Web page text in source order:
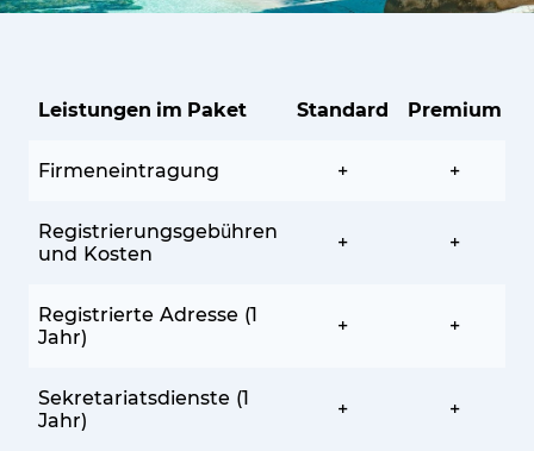
Leistungen im Paket Standard Premium
Firmeneintragung + +
Registrierungsgebühren
und Kosten
+ +
Registrierte Adresse (1
Jahr)
+ +
Sekretariatsdienste (1
Jahr)
+ +